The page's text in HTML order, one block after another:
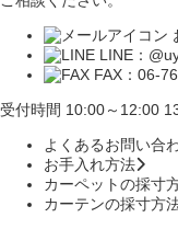
LINE：
FAX：06-
受付時間 10:00～12:00
よくあるお問い合
お手入れ方法
カーペットの採寸
カーテンの採寸方